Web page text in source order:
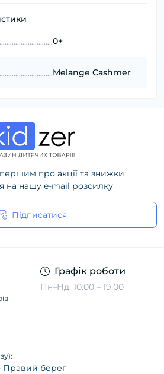
0+
Melange Cashmer
про акції та знижки
на нашу e-mail розсилку
Підписатися
Графік роботи
Пн–Нд: 10:00 – 19:00
Правий берег